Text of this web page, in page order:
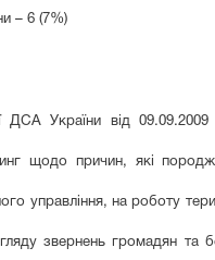
– 6 (7%)
ДСА України від
щодо причин, які
управління, на роботу
звернень громадян та